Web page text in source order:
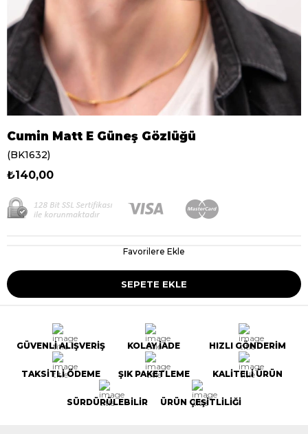
Cumin Matt E Güneş Gözlüğü
(BK1632)
₺140,00
Favorilere Ekle
GÜVENLİ ALIŞVERİŞ KOLAY İADE HIZLI GÖNDERİM
TAKSİTLİ ÖDEME ŞIK PAKETLEME KALİTELİ ÜRÜN
SÜRDÜRÜLEBİLİR ÜRÜN ÇEŞİTLİLİĞİ